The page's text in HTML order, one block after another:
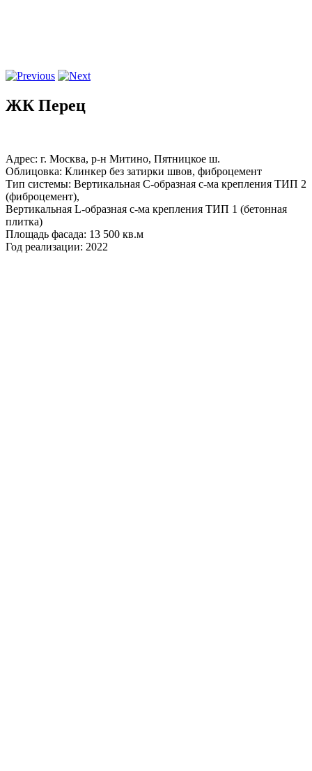
ЖК Перец
Адрес: г. Москва, р-н Митино, Пятницкое ш.
Облицовка: Клинкер без затирки швов, фиброцемент
Тип системы: Вертикальная С-образная с-ма крепления ТИП 2
(фиброцемент),
Вертикальная L-образная с-ма крепления ТИП 1 (бетонная
плитка)
Площадь фасада: 13 500 кв.м
Год реализации: 2022